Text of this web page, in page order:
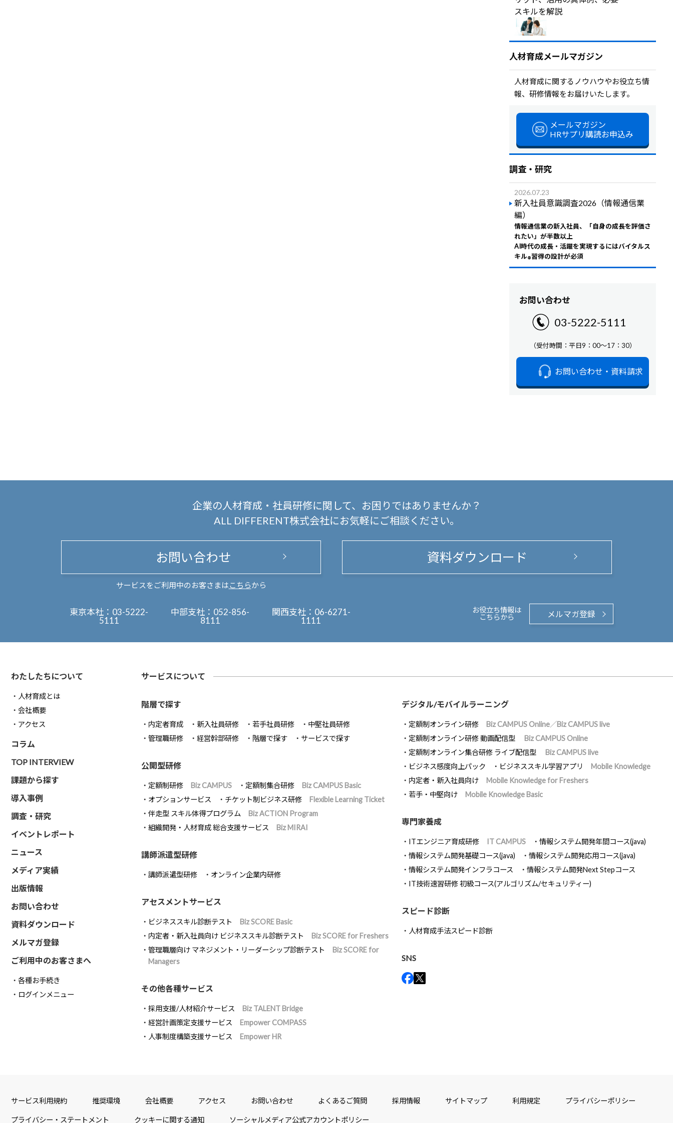
スキルを解説
人材育成メールマガジン
人材育成に関するノウハウやお役立ち情
報、研修情報をお届けいたします。
メールマガジン
HRサプリ購読お申込み
調査・研究
2026.07.23
新入社員意識調査2026（情報通信業
編）
情報通信業の新入社員、「自身の成長を評価さ
れたい」が半数以上
AI時代の成長・活躍を実現するにはバイタルス
キル®習得の設計が必須
お問い合わせ
03-5222-5111
（受付時間：平日9：00～17：30）
お問い合わせ・資料請求
企業の人材育成・社員研修に関して、
お困りではありませんか？
ALL DIFFERENT株式会社にお気軽にご相談ください。
お問い合わせ
サービスをご利用中のお客さまは こちらから
資料ダウンロード
東京本社： 03-5222-
5111
中部支社： 052-856-
8111
関西支社： 06-6271-
1111
お役立ち情報は
こちらから
メルマガ登録
わたしたちについて
人材育成とは
会社概要
アクセス
コラム
TOP INTERVIEW
課題から探す
導入事例
調査・研究
イベントレポート
ニュース
メディア実績
出版情報
お問い合わせ
資料ダウンロード
メルマガ登録
ご利用中のお客さまへ
各種お手続き
ログインメニュー
サービスについて
階層で探す
内定者育成 新入社員研修 若手社員研修
中堅社員研修
管理職研修
経営幹部研修 階層で探す サービスで探す
公開型研修
定額制研修 Biz CAMPUS 定額制集合研修
Biz CAMPUS Basic
オプションサービス
チケット制ビジネス研修
Flexible Learning Ticket
伴走型 スキル体得プログラム
Biz ACTION Program
組織開発・人材育成 総合支援サービス
Biz MIRAI
講師派遣型研修
講師派遣型研修 オンライン企業内研修
アセスメントサービス
ビジネススキル診断テスト
Biz SCORE Basic
内定者・新入社員向け ビジネススキル診断テスト
Biz SCORE for Freshers
管理職層向け マネジメント・リーダーシップ診断テスト
Biz SCORE for
Managers
その他各種サービス
採用支援/人材紹介サービス
Biz TALENT Bridge
経営計画策定支援サービス
Empower COMPASS
人事制度構築支援サービス
Empower HR
デジタル/モバイルラーニング
定額制オンライン研修
Biz CAMPUS Online／Biz CAMPUS live
定額制オンライン研修 動画配信型
Biz CAMPUS Online
定額制オンライン集合研修 ライブ配信型
Biz CAMPUS live
ビジネス感度向上パック
ビジネススキル学習アプリ
Mobile Knowledge
内定者・新入社員向け
Mobile Knowledge for Freshers
若手・中堅向け
Mobile Knowledge Basic
専門家養成
ITエンジニア育成研修 IT CAMPUS
情報システム開発年間コース(java)
情報システム開発基礎コース(java)
情報システム開発応用コース(java)
情報システム開発インフラコース
情報システム開発Next Stepコース
IT技術速習研修 初級コース(アルゴリズム/セキュリティー)
スピード診断
人材育成手法スピード診断
SNS
サービス利用規約 推奨環境 会社概要 アクセス お問い合わせ よくあるご質問 採用情報 サイトマップ 利用規定 プライバシーポリシー
プライバシー・ステートメント クッキーに関する通知 ソーシャルメディア公式アカウントポリシー